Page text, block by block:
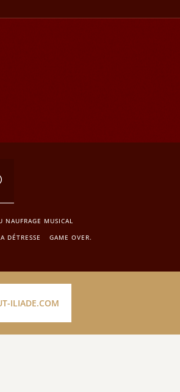
NAUFRAGE MUSICAL
DÉTRESSE
GAME OVER.
ILIADE.COM